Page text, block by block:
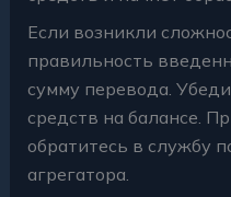
Если возникли
правильность
сумму перевода.
средств на балансе.
обратитесь в службу
агрегатора.